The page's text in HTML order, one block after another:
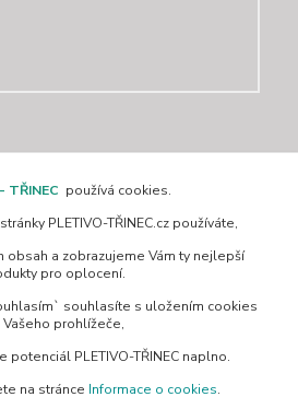
944 049
hod
TŘINEC používá cookies.
PLETIVO-TŘINEC.cz používáte,
obsah a zobrazujeme Vám ty nejlepší
pro oplocení.
souhlasíte s uložením cookies
Vašeho prohlížeče,
potenciál PLETIVO-TŘINEC naplno.
na stránce Informace o cookies.